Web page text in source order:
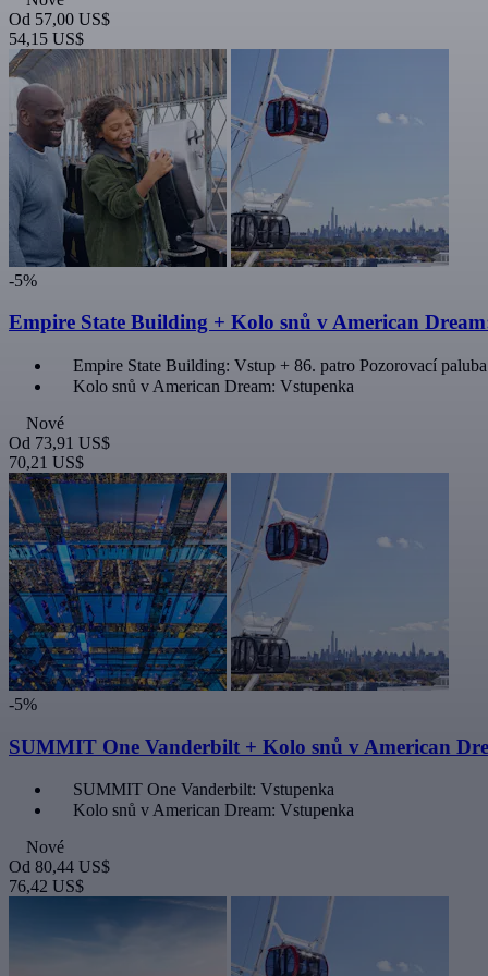
Od 57,00 US$
54,15 US$
-5%
Empire State Building + Kolo snů v American
Empire State Building: Vstup + 86. patro Pozorovací
Kolo snů v American Dream: Vstupenka
Nové
Od 73,91 US$
70,21 US$
-5%
SUMMIT One Vanderbilt + Kolo snů v American
SUMMIT One Vanderbilt: Vstupenka
Kolo snů v American Dream: Vstupenka
Nové
Od 80,44 US$
76,42 US$